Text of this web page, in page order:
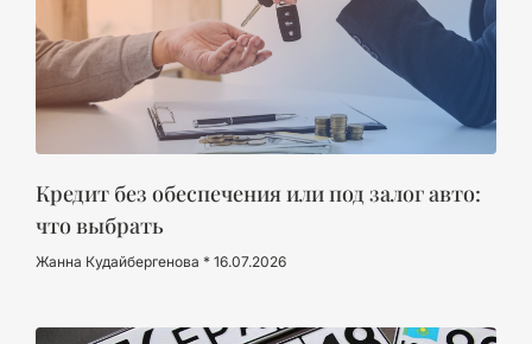
Кредит без обеспечения или под залог авто:
что выбрать
Жанна Кудайбергенова 16.07.2026